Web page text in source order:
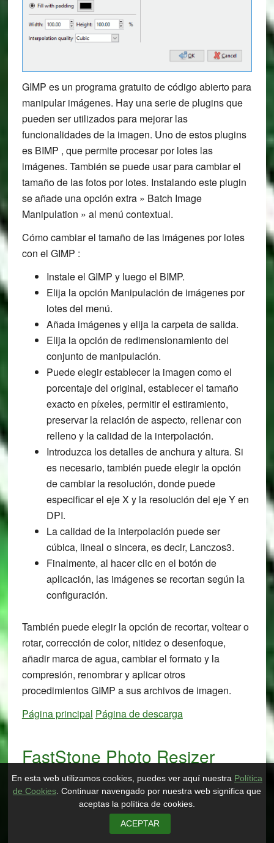
GIMP es un programa gratuito de código abierto para
manipular imágenes. Hay una serie de plugins que
pueden ser utilizados para mejorar las
funcionalidades de la imagen. Uno de estos plugins
es BIMP , que permite procesar por lotes las
imágenes. También se puede usar para cambiar el
tamaño de las fotos por lotes. Instalando este plugin
se añade una opción extra » Batch Image
Manipulation » al menú contextual.
Cómo cambiar el tamaño de las imágenes por lotes
con el GIMP :
Instale el GIMP y luego el BIMP.
Elija la opción Manipulación de imágenes por
lotes del menú.
Añada imágenes y elija la carpeta de salida.
Elija la opción de redimensionamiento del
conjunto de manipulación.
Puede elegir establecer la imagen como el
porcentaje del original, establecer el tamaño
exacto en píxeles, permitir el estiramiento,
preservar la relación de aspecto, rellenar con
relleno y la calidad de la interpolación.
Introduzca los detalles de anchura y altura. Si
es necesario, también puede elegir la opción
de cambiar la resolución, donde puede
especificar el eje X y la resolución del eje Y en
DPI.
La calidad de la interpolación puede ser
cúbica, lineal o sincera, es decir, Lanczos3.
Finalmente, al hacer clic en el botón de
aplicación, las imágenes se recortan según la
configuración.
También puede elegir la opción de recortar, voltear o
rotar, corrección de color, nitidez o desenfoque,
añadir marca de agua, cambiar el formato y la
compresión, renombrar y aplicar otros
procedimientos GIMP a sus archivos de imagen.
Página principal Página de descarga
FastStone Photo Resizer
En esta web utilizamos cookies, puedes ver aquí nuestra Política
de Cookies. Continuar navengado por nuestra web significa que
aceptas la política de cookies.
ACEPTAR